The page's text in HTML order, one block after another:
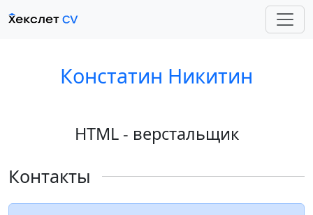
Констатин Никитин
HTML - верстальщик
Контакты